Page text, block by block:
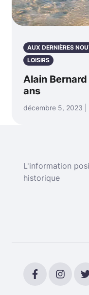
AUX DERNIÈRES
LOISIRS
Alain
ans
décembre 5, 2023 |
L'information
historique